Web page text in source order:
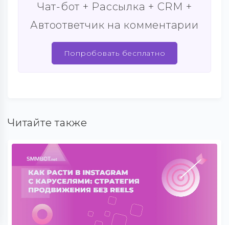
Чат-бот + Рассылка + CRM +
Автоответчик на комментарии
Попробовать бесплатно
Читайте также